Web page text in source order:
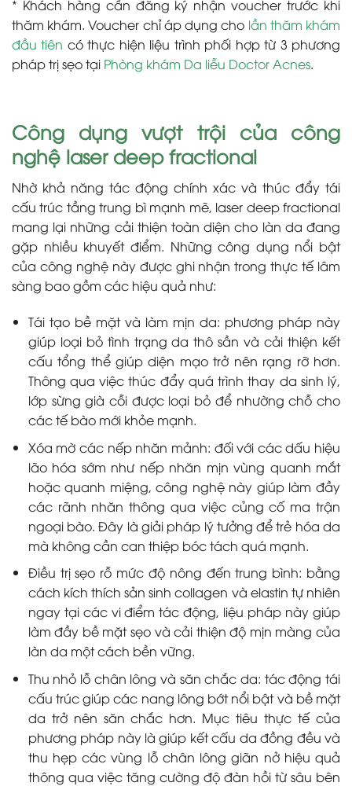
* Khách hàng cần đăng ký nhận voucher trước khi
thăm khám. Voucher chỉ áp dụng cho lần thăm khám
đầu tiên có thực hiện liệu trình phối hợp từ 3 phương
pháp trị sẹo tại Phòng khám Da liễu Doctor Acnes.
Công dụng vượt trội của công
nghệ laser deep fractional
Nhờ khả năng tác động chính xác và thúc đẩy tái
cấu trúc tầng trung bì mạnh mẽ, laser deep fractional
mang lại những cải thiện toàn diện cho làn da đang
gặp nhiều khuyết điểm. Những công dụng nổi bật
của công nghệ này được ghi nhận trong thực tế lâm
sàng bao gồm các hiệu quả như:
Tái tạo bề mặt và làm mịn da: phương pháp này
giúp loại bỏ tình trạng da thô sần và cải thiện kết
cấu tổng thể giúp diện mạo trở nên rạng rỡ hơn.
Thông qua việc thúc đẩy quá trình thay da sinh lý,
lớp sừng già cỗi được loại bỏ để nhường chỗ cho
các tế bào mới khỏe mạnh.
Xóa mờ các nếp nhăn mảnh: đối với các dấu hiệu
lão hóa sớm như nếp nhăn mịn vùng quanh mắt
hoặc quanh miệng, công nghệ này giúp làm đầy
các rãnh nhăn thông qua việc củng cố ma trận
ngoại bào. Đây là giải pháp lý tưởng để trẻ hóa da
mà không cần can thiệp bóc tách quá mạnh.
Điều trị sẹo rỗ mức độ nông đến trung bình: bằng
cách kích thích sản sinh collagen và elastin tự nhiên
ngay tại các vi điểm tác động, liệu pháp này giúp
làm đầy bề mặt sẹo và cải thiện độ mịn màng của
làn da một cách bền vững.
Thu nhỏ lỗ chân lông và săn chắc da: tác động tái
cấu trúc giúp các nang lông bớt nổi bật và bề mặt
da trở nên săn chắc hơn. Mục tiêu thực tế của
phương pháp này là giúp kết cấu da đồng đều và
thu hẹp các vùng lỗ chân lông giãn nở hiệu quả
thông qua việc tăng cường độ đàn hồi từ sâu bên